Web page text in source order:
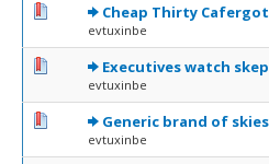
Cheap Thirty
evtuxinbe
0 Votes - 0 sur 5 en
12345
Executives watch
evtuxinbe
0 Votes - 0 sur 5 en
12 345
Generic brand of
evtuxinbe
0 Votes - 0 sur 5 en
12 345